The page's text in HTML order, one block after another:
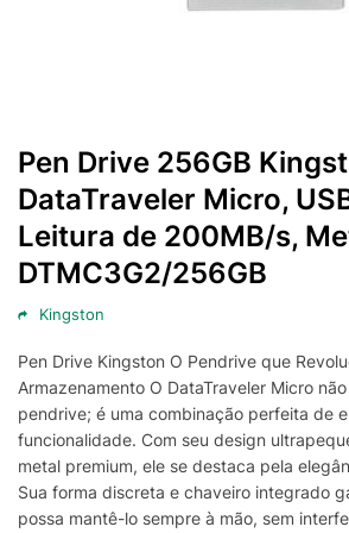
Pen Drive 256GB
DataTraveler Micro,
Leitura de 200MB/s,
DTMC3G2/256GB
Kingston
Pen Drive Kingston O Pendrive que
Armazenamento O DataTraveler Micro
pendrive; é uma combinação perfeita de
funcionalidade. Com seu design
metal premium, ele se destaca pela
Sua forma discreta e chaveiro integrado
possa mantê-lo sempre à mão, sem